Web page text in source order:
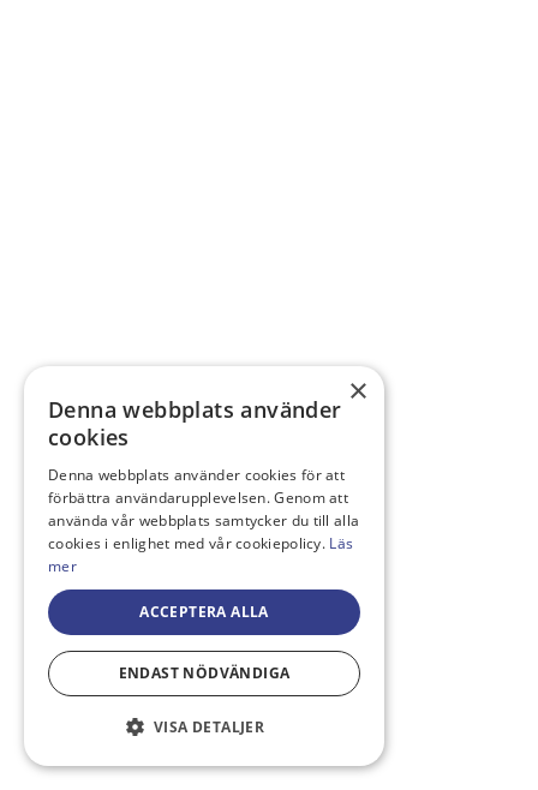
×
Denna webbplats använder
cookies
Denna webbplats använder cookies för att
förbättra användarupplevelsen. Genom att
använda vår webbplats samtycker du till alla
cookies i enlighet med vår cookiepolicy. Läs
mer
ACCEPTERA ALLA
ENDAST NÖDVÄNDIGA
VISA DETALJER